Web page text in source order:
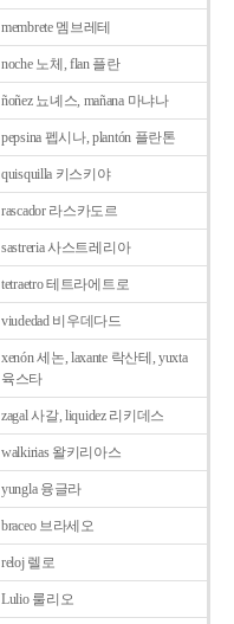
membrete 멤브레테
noche 노체, flan 플란
ñoñez 뇨녜스, mañana 마냐나
pepsina 펩시나, plantón 플란톤
quisquilla 키스키야
rascador 라스카도르
sastreria 사스트레리아
tetraetro 테트라에트로
viudedad 비우데다드
xenón 세논, laxante 락산테, yuxta
육스타
zagal 사갈, liquidez 리키데스
walkirias 왈키리아스
yungla 융글라
braceo 브라세오
reloj 렐로
Lulio 룰리오